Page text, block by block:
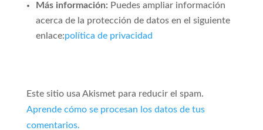
Más información: Puedes ampliar información
acerca de la protección de datos en el siguiente
enlace:política de privacidad
Este sitio usa Akismet para reducir el spam.
Aprende cómo se procesan los datos de tus
comentarios.